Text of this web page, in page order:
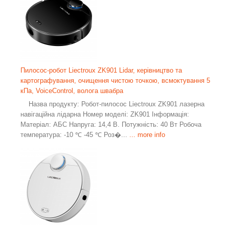
Пилосос-робот Liectroux ZK901 Lidar, керівництво та
картографування, очищення чистою точкою, всмоктування 5
кПа, VoiceControl, волога швабра
Назва продукту: Робот-пилосос Liectroux ZK901 лазерна
навігаційна лідарна Номер моделі: ZK901 Інформація:
Матеріал: АБС Напруга: 14,4 В. Потужність: 40 Вт Робоча
температура: -10 ℃ -45 ℃ Роз�...
... more info